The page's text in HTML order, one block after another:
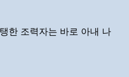
한 조력자는 바로 아내 나